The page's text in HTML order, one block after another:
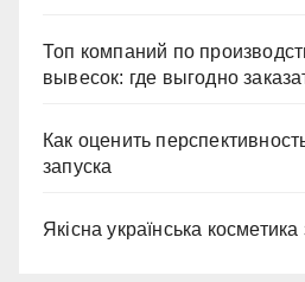
Топ компаний по
вывесок: где выгодно
Как оценить
запуска
Якісна українська